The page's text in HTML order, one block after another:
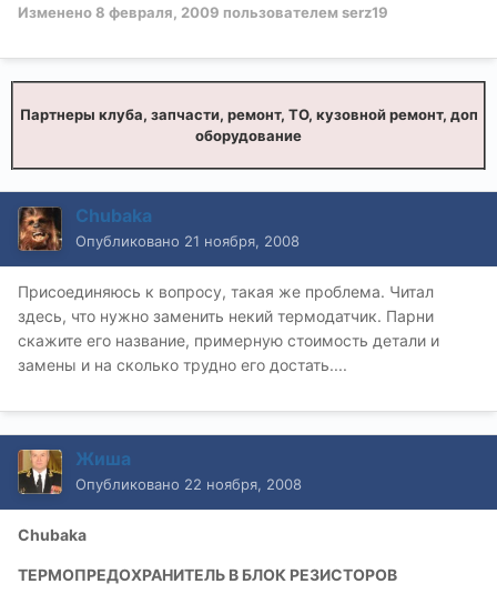
Изменено8 февраля, 2009 пользователем serz19
Партнеры клуба, запчасти, ремонт, ТО, кузовной ремонт, доп
оборудование
Chubaka
Опубликовано 21 ноября, 2008
Присоединяюсь к вопросу, такая же проблема. Читал
здесь, что нужно заменить некий термодатчик. Парни
скажите его название, примерную стоимость детали и
замены и на сколько трудно его достать....
Жиша
Опубликовано 22 ноября, 2008
Chubaka
ТЕРМОПРЕДОХРАНИТЕЛЬ В БЛОК РЕЗИСТОРОВ